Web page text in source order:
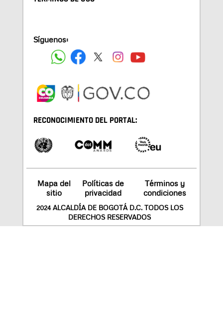
Síguenos:
RECONOCIMIENTO DEL PORTAL:
Mapa del
sitio
Políticas de
privacidad
Términos y
condiciones
2024 ALCALDÍA DE BOGOTÁ D.C. TODOS LOS
DERECHOS RESERVADOS